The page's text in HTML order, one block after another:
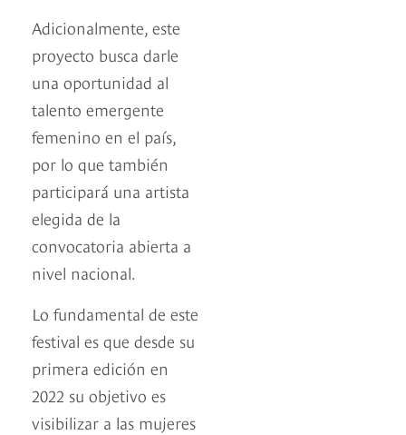
Adicionalmente, este
proyecto busca darle
una oportunidad al
talento emergente
femenino en el país,
por lo que también
participará una artista
elegida de la
convocatoria abierta a
nivel nacional.
Lo fundamental de este
festival es que desde su
primera edición en
2022 su objetivo es
visibilizar a las mujeres